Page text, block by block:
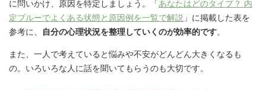
に問いかけ、原因を特定しましょう。「あなたはどのタイプ？ 内
定ブルーでよくある状態と原因例を一覧で解説 」に掲載した表を
参考に、
自分の心理状況を整理していくのが効率的です。
また、一人で考えていると悩みや不安がどんどん大きくなるも
の。いろいろな人に話を聞いてもらうのも大切です。